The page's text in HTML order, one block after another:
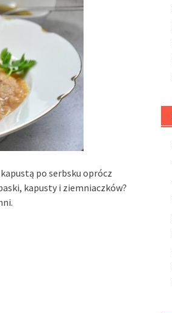
po serbsku oprócz
kapusty i ziemniaczków?